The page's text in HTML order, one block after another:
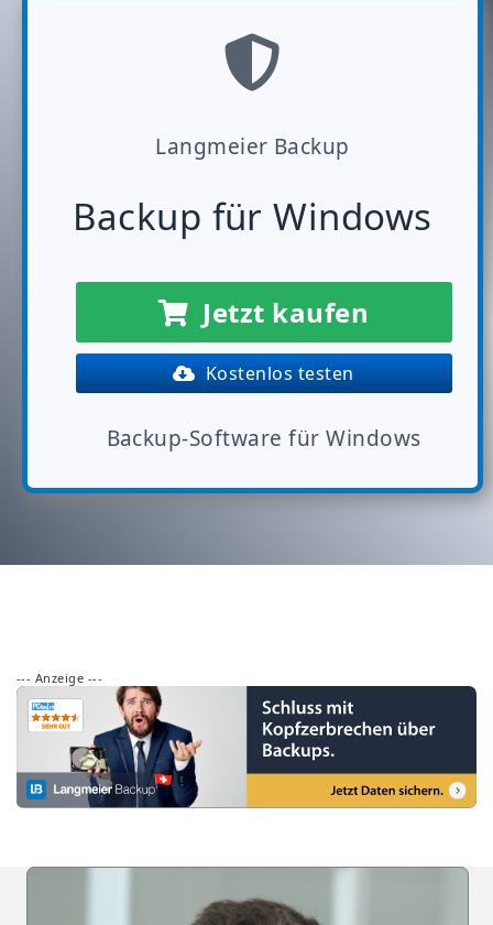
Langmeier Backup
Backup für Windows
Jetzt kaufen
Kostenlos testen
Backup-Software für Windows
--- Anzeige ---